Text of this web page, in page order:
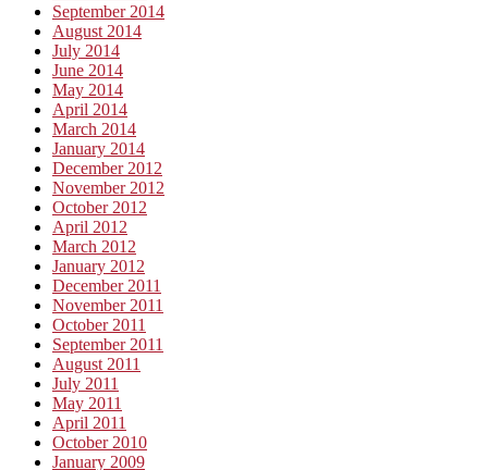
September 2014
August 2014
July 2014
June 2014
May 2014
April 2014
March 2014
January 2014
December 2012
November 2012
October 2012
April 2012
March 2012
January 2012
December 2011
November 2011
October 2011
September 2011
August 2011
July 2011
May 2011
April 2011
October 2010
January 2009